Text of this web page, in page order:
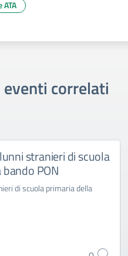
correlati
stranieri di scuola
PON
di scuola primaria della